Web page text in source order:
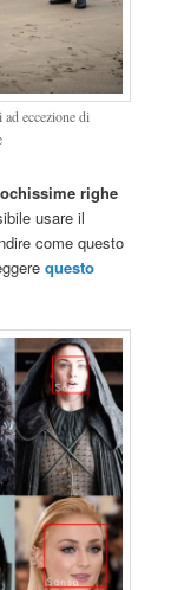
eccezione di
righe
usare il
come questo
questo